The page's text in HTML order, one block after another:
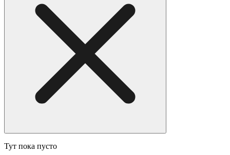
Тут пока пусто